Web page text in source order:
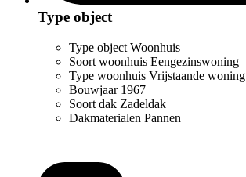
Type object
Type object Woonhuis
Soort woonhuis Eengezinswoning
Type woonhuis Vrijstaande woning
Bouwjaar 1967
Soort dak Zadeldak
Dakmaterialen Pannen